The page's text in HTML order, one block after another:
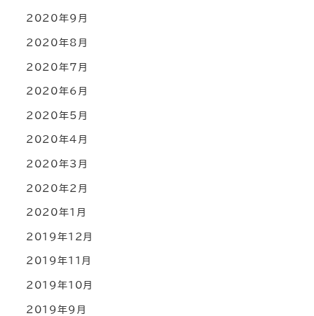
2020年9月
2020年8月
2020年7月
2020年6月
2020年5月
2020年4月
2020年3月
2020年2月
2020年1月
2019年12月
2019年11月
2019年10月
2019年9月